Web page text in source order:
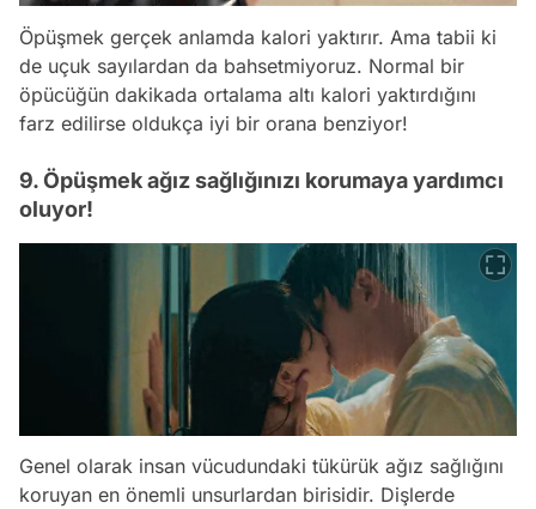
Öpüşmek gerçek anlamda kalori yaktırır. Ama tabii ki
de uçuk sayılardan da bahsetmiyoruz. Normal bir
öpücüğün dakikada ortalama altı kalori yaktırdığını
farz edilirse oldukça iyi bir orana benziyor!
9. Öpüşmek ağız sağlığınızı korumaya yardımcı
oluyor!
Genel olarak insan vücudundaki tükürük ağız sağlığını
koruyan en önemli unsurlardan birisidir. Dişlerde